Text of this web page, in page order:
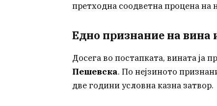
претходна соодветна процена на
Едно признание на вина
Досега во постапката, вината ја
Пешевска. По нејзиното
две години условна казна затвор.